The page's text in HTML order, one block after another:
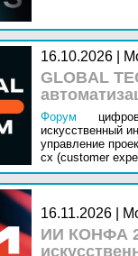
16.10.2026 |
GLOBAL
Форум
искусственный
управление
cx (customer
16.11.2026 |
ИИ КОНФА